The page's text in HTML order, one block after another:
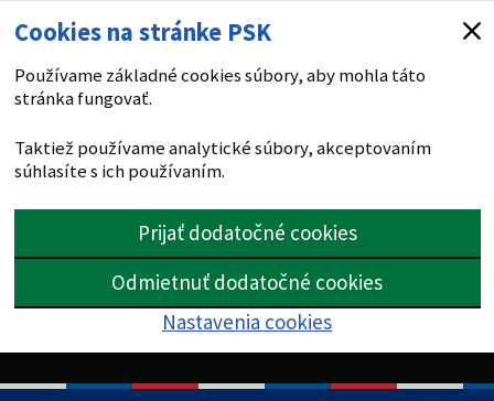
Cookies na stránke PSK
Používame základné cookies súbory, aby mohla táto
stránka fungovať.
Taktiež používame analytické súbory, akceptovaním
súhlasíte s ich používaním.
Prijať dodatočné cookies
Odmietnuť dodatočné cookies
Nastavenia cookies